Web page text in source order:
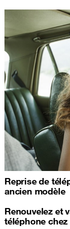
Reprise de
ancien modèle
Renouvelez et
téléphone chez